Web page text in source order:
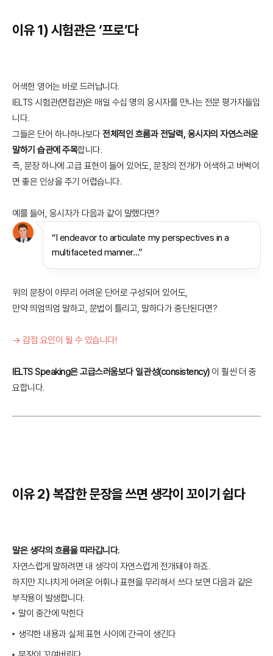
이유 1) 시험관은 ‘프로’다
어색한 영어는 바로 드러납니다.
IELTS 시험관(면접관)은 매일 수십 명의 응시자를 만나는 전문 평가자들입
니다.
그들은 단어 하나하나보다전체적인 흐름과 전달력, 응시자의 자연스러운
말하기 습관에 주목합니다.
즉, 문장 하나에 고급 표현이 들어 있어도, 문장의 전개가 어색하고 버벅이
면 좋은 인상을 주기 어렵습니다.
예를 들어, 응시자가 다음과 같이 말했다면?
“I endeavor to articulate my perspectives in a
multifaceted manner…”
위의 문장이 아무리 어려운 단어로 구성되어 있어도,
만약 띄엄띄엄 말하고, 문법이 틀리고, 말하다가 중단된다면?
→ 감점 요인이 될 수 있습니다!
IELTS Speaking은 고급스러움보다 일관성(consistency)이 훨씬 더 중
요합니다.
이유 2) 복잡한 문장을 쓰면 생각이 꼬이기 쉽다
말은 생각의 흐름을 따라갑니다.
자연스럽게 말하려면 내 생각이 자연스럽게 전개돼야 하죠.
하지만 지나치게 어려운 어휘나 표현을 무리해서 쓰다 보면 다음과 같은
부작용이 발생합니다.
말이 중간에 막힌다
생각한 내용과 실제 표현 사이에 간극이 생긴다